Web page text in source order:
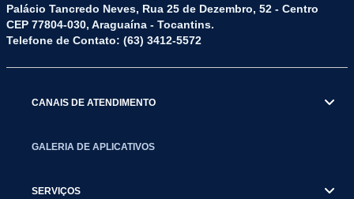
Palácio Tancredo Neves, Rua 25 de Dezembro, 52 - Centro
CEP 77804-030, Araguaína - Tocantins.
Telefone de Contato: (63) 3412-5572
CANAIS DE ATENDIMENTO
GALERIA DE APLICATIVOS
SERVIÇOS